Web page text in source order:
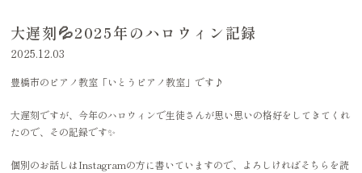
大遅刻💦2025年のハロウィン記録
2025.12.03
豊橋市のピアノ教室「いとうピアノ教室」です♪
大遅刻ですが、今年のハロウィンで生徒さんが思い思いの格好をしてきてくれ
たので、その記録です✨
個別のお話しはInstagramの方に書いていますので、よろしければそちらを読